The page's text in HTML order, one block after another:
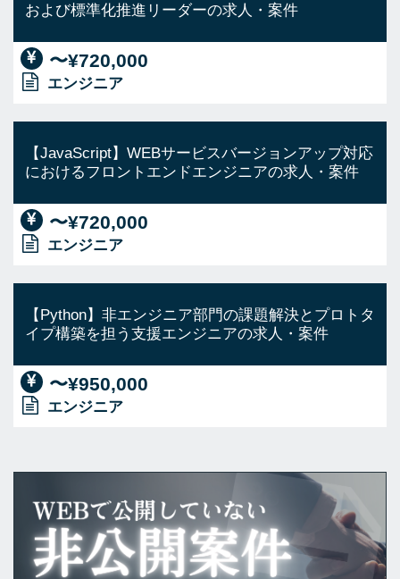
および標準化推進リーダーの求人・案件
〜¥720,000
エンジニア
【JavaScript】WEBサービスバージョンアップ対応
におけるフロントエンドエンジニアの求人・案件
〜¥720,000
エンジニア
【Python】非エンジニア部門の課題解決とプロトタ
イプ構築を担う支援エンジニアの求人・案件
〜¥950,000
エンジニア